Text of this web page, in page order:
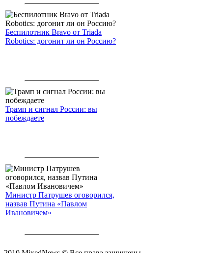
Беспилотник Bravo от Triada
Robotics: догонит ли он Россию?
Трамп и сигнал России: вы
побеждаете
Министр Патрушев оговорился,
назвав Путина «Павлом
Ивановичем»